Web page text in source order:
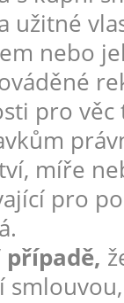
užitné
nebo
pro
míře
pro
případě,